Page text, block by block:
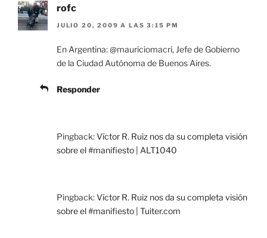
rofc
JULIO 20, 2009 A LAS 3:15 PM
En Argentina: @mauriciomacri, Jefe de Gobierno
de la Ciudad Autónoma de Buenos Aires.
Responder
Pingback:Víctor R. Ruiz nos da su completa visión
sobre el #manifiesto | ALT1040
Pingback:Víctor R. Ruiz nos da su completa visión
sobre el #manifiesto | Tuiter.com